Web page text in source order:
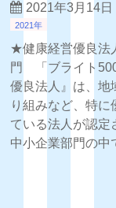
2021年3月14日
2021年
★健康経営優良法
門 「ブライト
優良法人』は、地
り組みなど、特に
ている法人が認定
中小企業部門の